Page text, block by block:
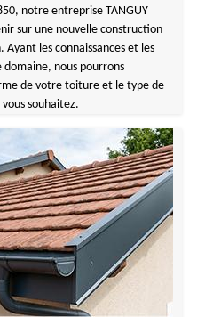
notre entreprise TANGUY
sur une nouvelle construction
les connaissances et les
domaine, nous pourrons
de votre toiture et le type de
souhaitez.